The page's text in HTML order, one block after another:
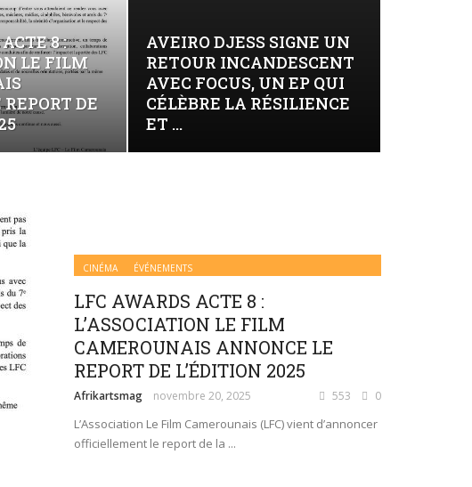
8 :
LE FILM
DE
AVEIRO DJESS SIGNE UN
RETOUR INCANDESCENT
AVEC FOCUS, UN EP QUI
CÉLÈBRE LA RÉSILIENCE
ET ...
CINÉMA ÉVÉNEMENTS
LFC AWARDS ACTE 8 :
L’ASSOCIATION LE FILM
CAMEROUNAIS ANNONCE LE
REPORT DE L’ÉDITION 2025
Afrikartsmag novembre 20, 2025 553 0
L’Association Le Film Camerounais (LFC) vient d’annoncer
officiellement le report de la ...